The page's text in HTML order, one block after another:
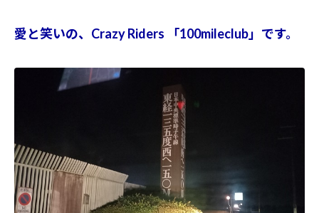
愛と笑いの、Crazy Riders 「100mileclub」です。